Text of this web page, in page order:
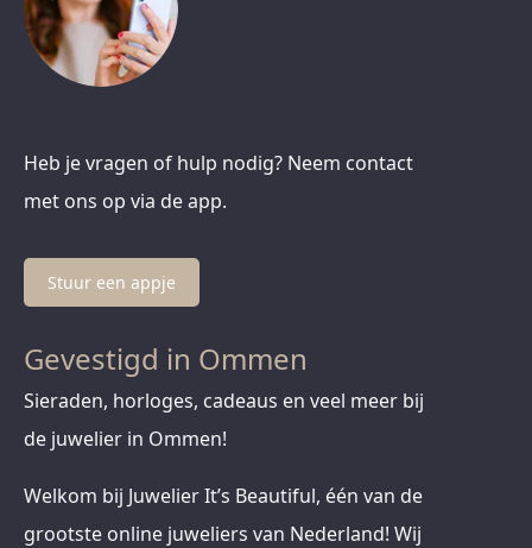
Heb je vragen of hulp nodig? Neem contact
met ons op via de app.
Stuur een appje
Gevestigd in Ommen
Sieraden, horloges, cadeaus en veel meer bij
de juwelier in Ommen!
Welkom bij Juwelier It’s Beautiful, één van de
grootste online juweliers van Nederland! Wij